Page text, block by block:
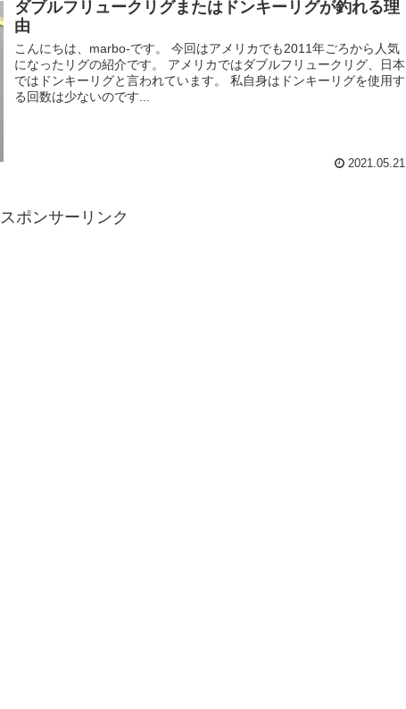
ダブルフリュークリグまたはドンキーリグが釣れる理
由
こんにちは、marbo-です。 今回はアメリカでも2011年ごろから人気
になったリグの紹介です。 アメリカではダブルフリュークリグ、日本
ではドンキーリグと言われています。 私自身はドンキーリグを使用す
る回数は少ないのです...
2021.05.21
スポンサーリンク